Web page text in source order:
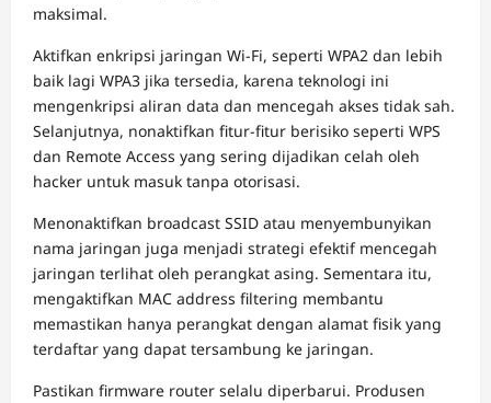
maksimal.
Aktifkan enkripsi jaringan Wi-Fi, seperti WPA2 dan lebih
baik lagi WPA3 jika tersedia, karena teknologi ini
mengenkripsi aliran data dan mencegah akses tidak sah.
Selanjutnya, nonaktifkan fitur-fitur berisiko seperti WPS
dan Remote Access yang sering dijadikan celah oleh
hacker untuk masuk tanpa otorisasi.
Menonaktifkan broadcast SSID atau menyembunyikan
nama jaringan juga menjadi strategi efektif mencegah
jaringan terlihat oleh perangkat asing. Sementara itu,
mengaktifkan MAC address filtering membantu
memastikan hanya perangkat dengan alamat fisik yang
terdaftar yang dapat tersambung ke jaringan.
Pastikan firmware router selalu diperbarui. Produsen